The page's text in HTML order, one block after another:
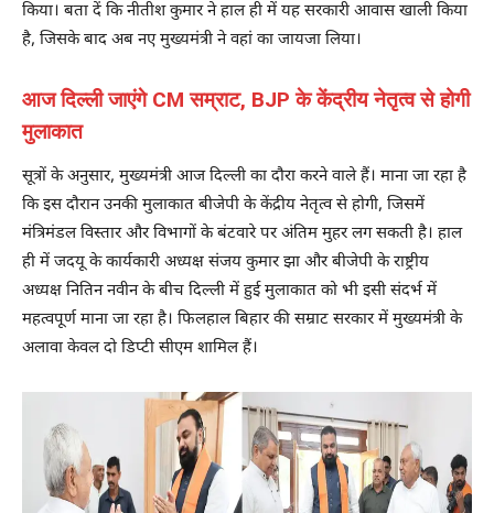
किया। बता दें कि नीतीश कुमार ने हाल ही में यह सरकारी आवास खाली किया
है, जिसके बाद अब नए मुख्यमंत्री ने वहां का जायजा लिया।
आज दिल्ली जाएंगे CM सम्राट, BJP के केंद्रीय नेतृत्व से होगी
मुलाकात
सूत्रों के अनुसार, मुख्यमंत्री आज दिल्ली का दौरा करने वाले हैं। माना जा रहा है
कि इस दौरान उनकी मुलाकात बीजेपी के केंद्रीय नेतृत्व से होगी, जिसमें
मंत्रिमंडल विस्तार और विभागों के बंटवारे पर अंतिम मुहर लग सकती है। हाल
ही में जदयू के कार्यकारी अध्यक्ष संजय कुमार झा और बीजेपी के राष्ट्रीय
अध्यक्ष नितिन नवीन के बीच दिल्ली में हुई मुलाकात को भी इसी संदर्भ में
महत्वपूर्ण माना जा रहा है। फिलहाल बिहार की सम्राट सरकार में मुख्यमंत्री के
अलावा केवल दो डिप्टी सीएम शामिल हैं।